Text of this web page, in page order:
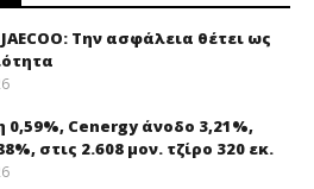
Την ασφάλεια θέτει ως
Cenergy άνοδο 3,21%,
στις 2.608 μον. τζίρο 320 εκ.